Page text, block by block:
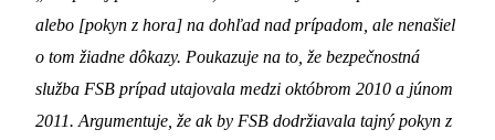
alebo [pokyn z hora] na dohľad nad prípadom, ale nenašiel
o tom žiadne dôkazy. Poukazuje na to, že bezpečnostná
služba FSB prípad utajovala medzi októbrom 2010 a júnom
2011. Argumentuje, že ak by FSB dodržiavala tajný pokyn z